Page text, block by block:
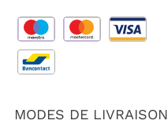
MODES DE LIVRAISON